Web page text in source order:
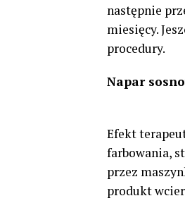
następnie
miesięcy.
procedury.
Napar
Efekt
farbowania,
przez
produkt